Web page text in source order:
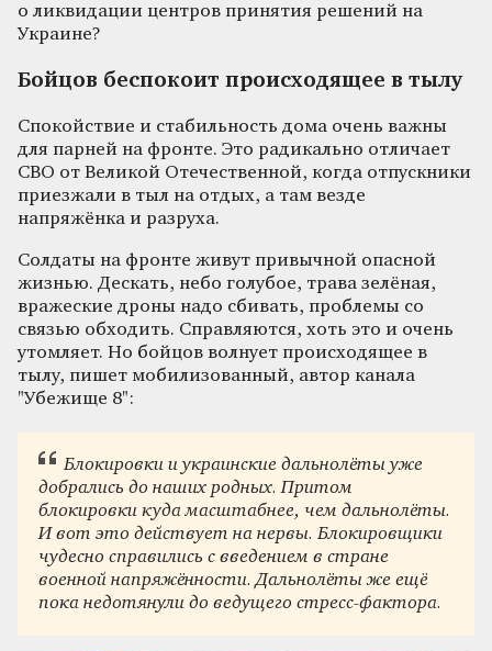
о ликвидации центров принятия решений на
Украине?
Бойцов беспокоит происходящее в тылу
Спокойствие и стабильность дома очень важны
для парней на фронте. Это радикально отличает
СВО от Великой Отечественной, когда отпускники
приезжали в тыл на отдых, а там везде
напряжёнка и разруха.
Солдаты на фронте живут привычной опасной
жизнью. Дескать, небо голубое, трава зелёная,
вражеские дроны надо сбивать, проблемы со
связью обходить. Справляются, хоть это и очень
утомляет. Но бойцов волнует происходящее в
тылу, пишет мобилизованный, автор канала
"Убежище 8":
Блокировки и украинские дальнолёты уже
добрались до наших родных. Притом
блокировки куда масштабнее, чем дальнолёты.
И вот это действует на нервы. Блокировщики
чудесно справились с введением в стране
военной напряжённости. Дальнолёты же ещё
пока недотянули до ведущего стресс-фактора.